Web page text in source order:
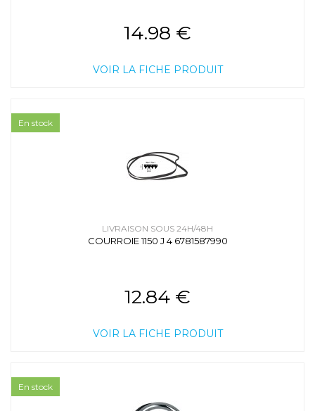
14.98 €
VOIR LA FICHE PRODUIT
LIVRAISON SOUS 24H/48H
COURROIE 1150 J 4 6781587990
12.84 €
VOIR LA FICHE PRODUIT
En stock
En stock